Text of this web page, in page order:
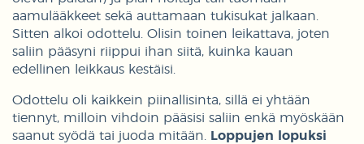
aamulääkkeet sekä auttamaan tukisukat jalkaan.
Sitten alkoi odottelu. Olisin toinen leikattava, joten
saliin pääsyni riippui ihan siitä, kuinka kauan
edellinen leikkaus kestäisi.
Odottelu oli kaikkein piinallisinta, sillä ei yhtään
tiennyt, milloin vihdoin pääsisi saliin enkä myöskään
saanut syödä tai juoda mitään. Loppujen lopuksi